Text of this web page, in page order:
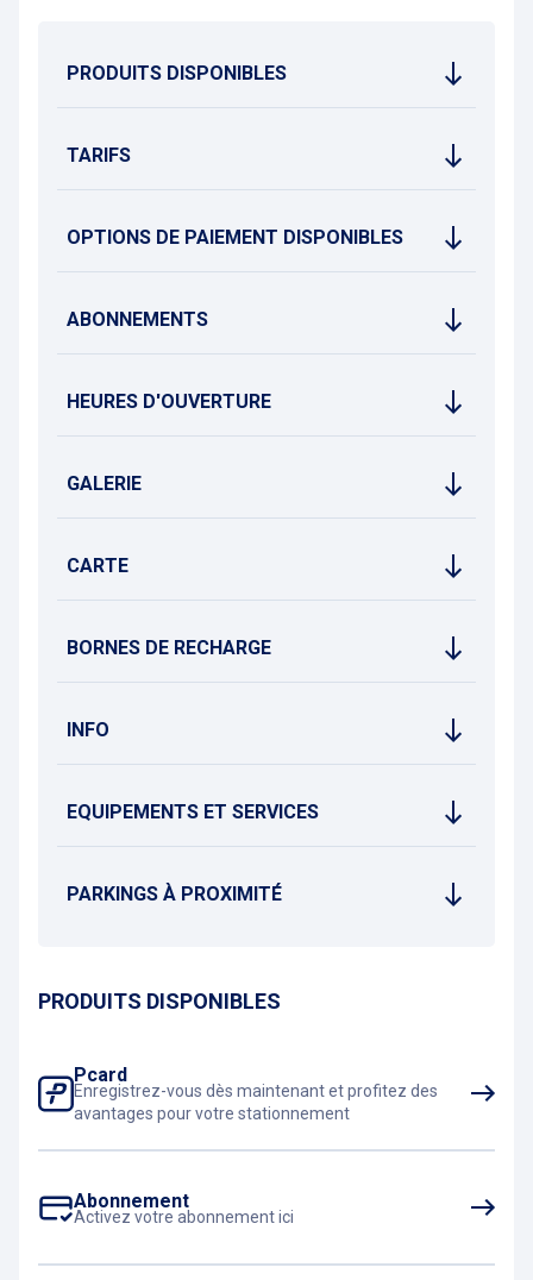
PRODUITS DISPONIBLES
TARIFS
OPTIONS DE PAIEMENT DISPONIBLES
ABONNEMENTS
HEURES D'OUVERTURE
GALERIE
CARTE
BORNES DE RECHARGE
INFO
EQUIPEMENTS ET SERVICES
PARKINGS À PROXIMITÉ
PRODUITS DISPONIBLES
Pcard
Enregistrez-vous dès maintenant et profitez des
avantages pour votre stationnement
Abonnement
Activez votre abonnement ici